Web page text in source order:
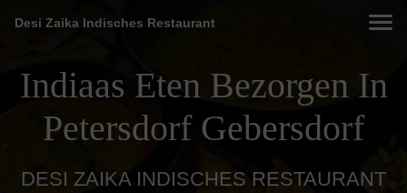
Desi Zaika Indisches Restaurant
Indiaas Eten Bezorgen In
Petersdorf Gebersdorf
DESI ZAIKA INDISCHES RESTAURANT